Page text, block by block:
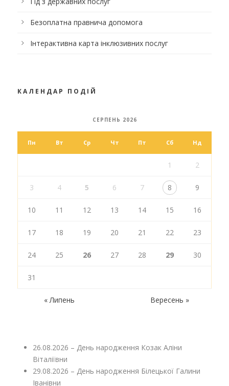
Безоплатна правнича допомога
Інтерактивна карта інклюзивних послуг
КАЛЕНДАР ПОДІЙ
СЕРПЕНЬ 2026
Пн Вт Ср Чт Пт Сб Нд
1 2
3 4 5 6 7 8 9
10 11 12 13 14 15 16
17 18 19 20 21 22 23
24 25 26 27 28 29 30
31
« Липень Вересень »
26.08.2026 – День народження Козак Аліни
Віталіївни
29.08.2026 – День народження Білецької Галини
Іванівни